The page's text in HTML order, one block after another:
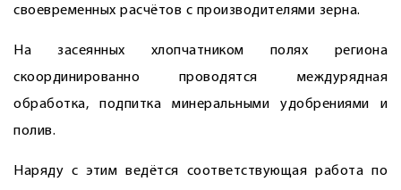
своевременных расчётов с производителями зерна.
На засеянных хлопчатником полях региона
скоординированно проводятся междурядная
обработка, подпитка минеральными удобрениями и
полив.
Наряду с этим ведётся соответствующая работа по